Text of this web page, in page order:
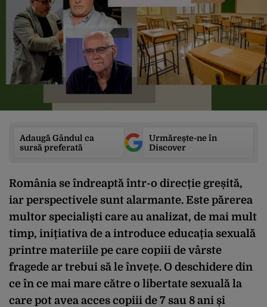
Adaugă Gândul ca
sursă preferată
Urmărește-ne în
Discover
România se îndreaptă într-o direcție greșită,
iar perspectivele sunt alarmante. Este părerea
multor specialiști care au analizat, de mai mult
timp, inițiativa de a introduce educația sexuală
printre materiile pe care copiii de vârste
fragede ar trebui să le învețe. O deschidere din
ce în ce mai mare către o libertate sexuală la
care pot avea acces copiii de 7 sau 8 ani și